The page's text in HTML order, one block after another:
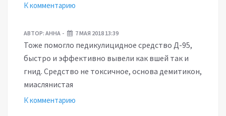
К комментарию
АВТОР: АННА 7 МАЯ 2018 13:39
Тоже помогло педикулицидное средство Д-95,
быстро и эффективно вывели как вшей так и
гнид. Средство не токсичное, основа демитикон,
миаслянистая
К комментарию